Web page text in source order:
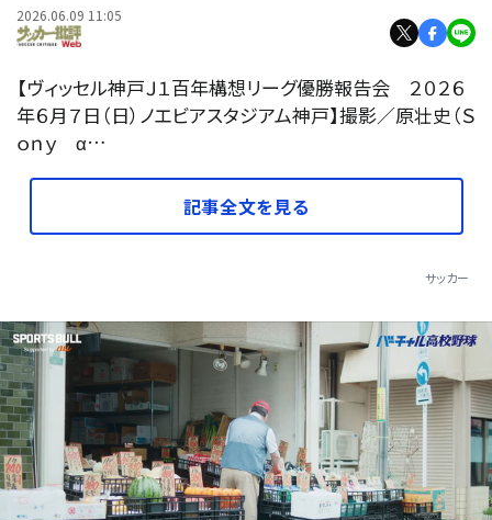
2026.06.09 11:05
【ヴィッセル神戸Ｊ１百年構想リーグ優勝報告会 ２０２６
年６月７日（日）ノエビアスタジアム神戸】撮影／原壮史（Ｓ
ｏｎｙ α…
記事全文を見る
サッカー